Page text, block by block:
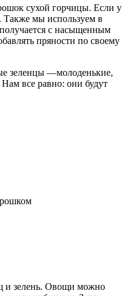
сухой горчицы. Если у
Также мы используем в
с насыщенным
пряности по своему
зеленцы —молоденькие,
все равно: они будут
и зелень. Овощи можно